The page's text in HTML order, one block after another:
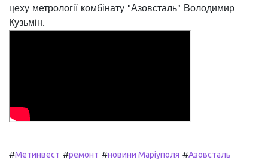
цеху метрології комбінату "Азовсталь" Володимир
Кузьмін.
#Метинвест #ремонт #новини Маріуполя #Азовсталь